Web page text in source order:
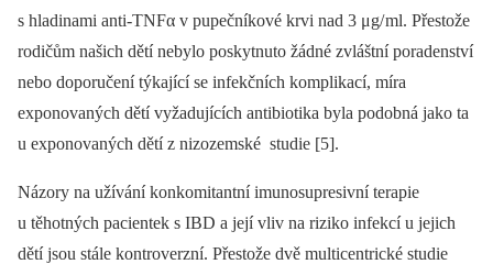
s hladinami anti-TNFα v pupečníkové krvi nad 3 μg/ml. Přestože
rodičům našich dětí nebylo poskytnuto žádné zvláštní poradenství
nebo doporučení týkající se infekčních komplikací, míra
exponovaných dětí vyžadujících antibio­tika byla podobná jako ta
u exponovaných dětí z nizozemské studie [5].
Názory na užívání konkomitantní imunosupresivní terapie
u těhotných pa­cientek s IBD a její vliv na riziko infekcí u jejich
dětí jsou stále kontroverzní. Přestože dvě multicentrické studie